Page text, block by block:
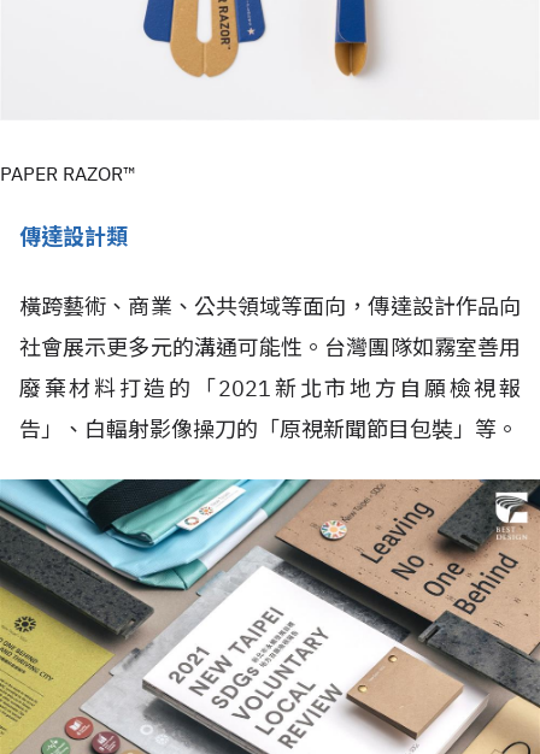
PAPER RAZOR™
傳達設計類
橫跨藝術、商業、公共領域等面向，傳達設計作品向
社會展示更多元的溝通可能性。台灣團隊如霧室善用
廢棄材料打造的「2021新北市地方自願檢視報
告」、白輻射影像操刀的「原視新聞節目包裝」等。